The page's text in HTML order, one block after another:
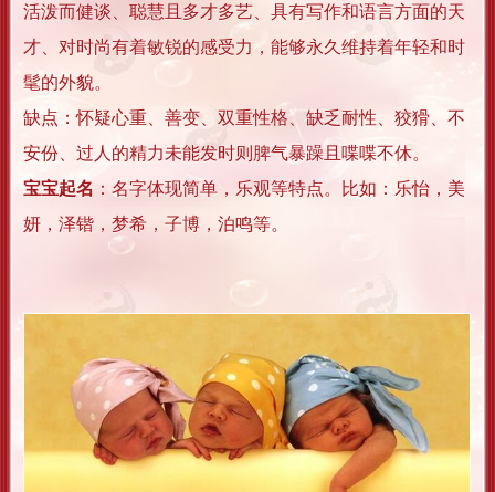
活泼而健谈、聪慧且多才多艺、具有写作和语言方面的天
才、对时尚有着敏锐的感受力，能够永久维持着年轻和时
髦的外貌。
缺点：怀疑心重、善变、双重性格、缺乏耐性、狡猾、不
安份、过人的精力未能发时则脾气暴躁且喋喋不休。
宝宝起名 ：名字体现简单，乐观等特点。比如：乐怡，美
妍，泽锴，梦希，子博，泊鸣等。